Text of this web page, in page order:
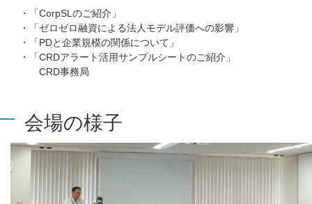
・「CorpSLのご紹介」
・「ゼロゼロ融資による法人モデル評価への影響」
・「PDと企業規模の関係について」
・「CRDアラート活用サンプルシートのご紹介」
CRD事務局
会場の様子